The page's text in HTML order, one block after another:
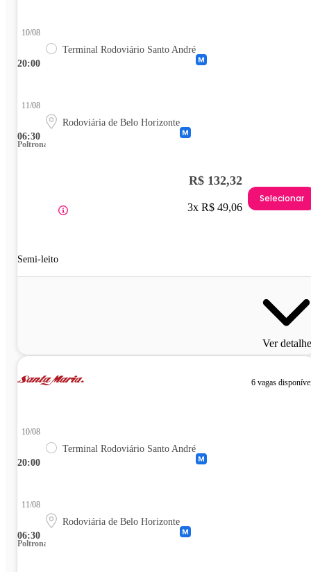
20:00
10/08
Terminal Rodoviário Santo André
06:30
11/08
Rodoviária de Belo Horizonte
Poltrona
Semi-leito
R$ 132,32
3x R$ 49,06
Selecionar
Ver
6 vagas
20:00
10/08
Terminal Rodoviário Santo André
06:30
11/08
Rodoviária de Belo Horizonte
Poltrona